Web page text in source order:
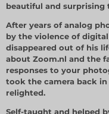
beautiful and surprising
After years of analog
by the violence of
disappeared out of his
about Zoom.nl and the
responses to your
took the camera back
relighted.
Self-taught and helped